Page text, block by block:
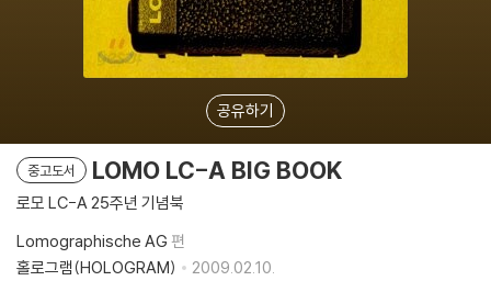
공유하기
중고도서 LOMO LC-A BIG BOOK
로모 LC-A 25주년 기념북
Lomographische AG 편
홀로그램(HOLOGRAM)
2009.02.10.